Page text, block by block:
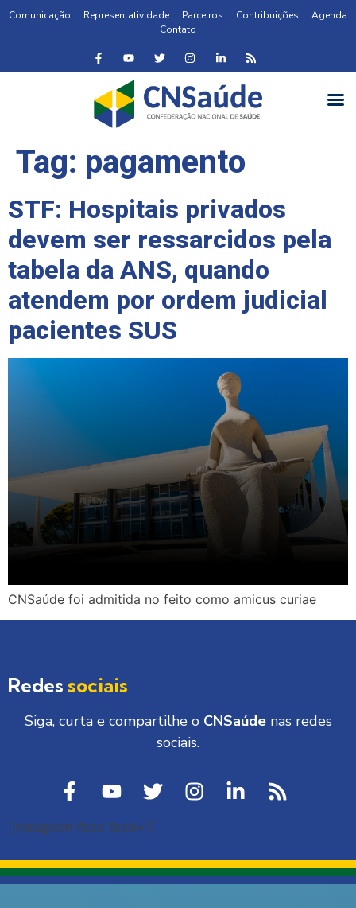
Comunicação Representatividade Parceiros Contribuições
Agenda
Contato
Tag: pagamento
STF: Hospitais privados
devem ser ressarcidos pela
tabela da ANS, quando
atendem por ordem judicial
pacientes SUS
CNSaúde foi admitida no feito como amicus curiae
Redes sociais
Siga, curta e compartilhe o CNSaúdenas redes
sociais.
[instagram-feed feed=1]